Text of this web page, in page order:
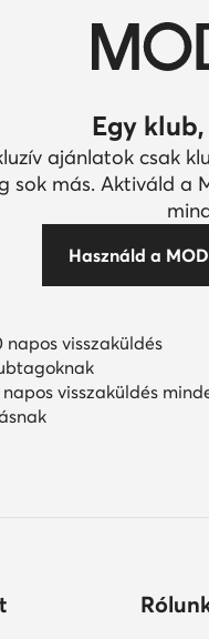
Egy
ajánlatok csak
sok más. Aktiváld a
Használd a
napos visszaküldés
napos visszaküldés